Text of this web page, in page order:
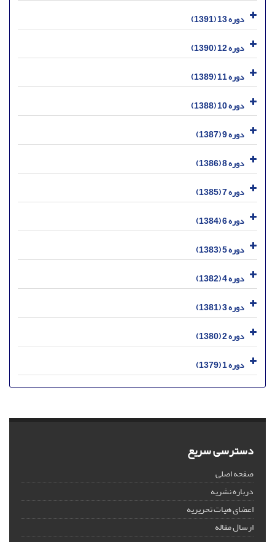
دوره 13 (1391)
دوره 12 (1390)
دوره 11 (1389)
دوره 10 (1388)
دوره 9 (1387)
دوره 8 (1386)
دوره 7 (1385)
دوره 6 (1384)
دوره 5 (1383)
دوره 4 (1382)
دوره 3 (1381)
دوره 2 (1380)
دوره 1 (1379)
دسترسی سریع
صفحه اصلی
درباره نشریه
اعضای هیات تحریریه
ارسال مقاله